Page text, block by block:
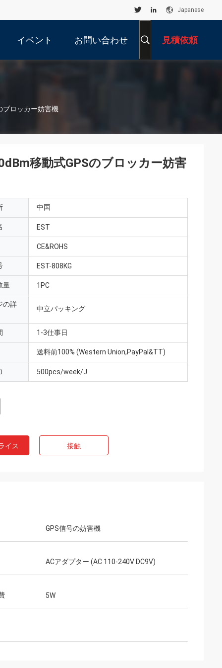
Japanese
イベント お問い合わせ 見積依頼
ブロッカー妨害機
移動式GPSのブロッカー妨害
中国
EST
CE&ROHS
EST-808KG
量 1PC
の詳
中立パッキング
1-3仕事日
送料前100% (Western Union,PayPal&TT)
500pcs/week/J
イス 接触
GPS信号の妨害機
ACアダプター (AC 110-240V DC9V)
5W